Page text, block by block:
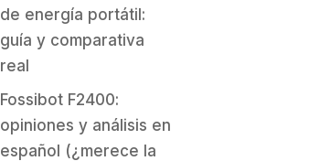
de energía portátil:
guía y comparativa
real
Fossibot F2400:
opiniones y análisis en
español (¿merece la